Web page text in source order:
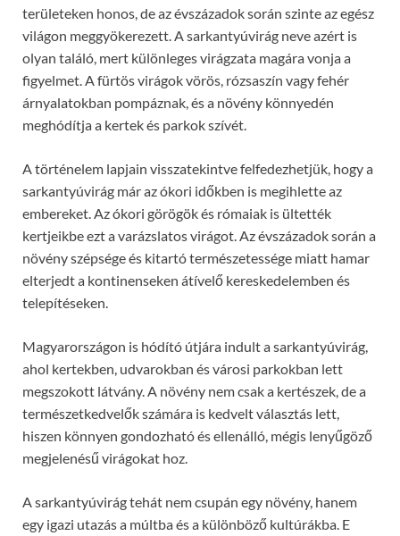
területeken honos, de az évszázadok során szinte az egész
világon meggyökerezett. A sarkantyúvirág neve azért is
olyan találó, mert különleges virágzata magára vonja a
figyelmet. A fürtös virágok vörös, rózsaszín vagy fehér
árnyalatokban pompáznak, és a növény könnyedén
meghódítja a kertek és parkok szívét.
A történelem lapjain visszatekintve felfedezhetjük, hogy a
sarkantyúvirág már az ókori időkben is megihlette az
embereket. Az ókori görögök és rómaiak is ültették
kertjeikbe ezt a varázslatos virágot. Az évszázadok során a
növény szépsége és kitartó természetessége miatt hamar
elterjedt a kontinenseken átívelő kereskedelemben és
telepítéseken.
Magyarországon is hódító útjára indult a sarkantyúvirág,
ahol kertekben, udvarokban és városi parkokban lett
megszokott látvány. A növény nem csak a kertészek, de a
természetkedvelők számára is kedvelt választás lett,
hiszen könnyen gondozható és ellenálló, mégis lenyűgöző
megjelenésű virágokat hoz.
A sarkantyúvirág tehát nem csupán egy növény, hanem
egy igazi utazás a múltba és a különböző kultúrákba. E